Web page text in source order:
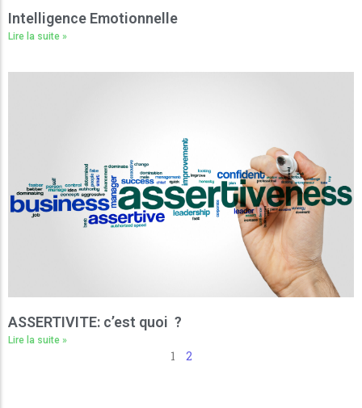
Intelligence Emotionnelle
Lire la suite »
ASSERTIVITE: c’est quoi ?
Lire la suite »
1 2